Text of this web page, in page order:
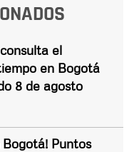
el
en Bogotá
8 de agosto
Bogotá! Puntos